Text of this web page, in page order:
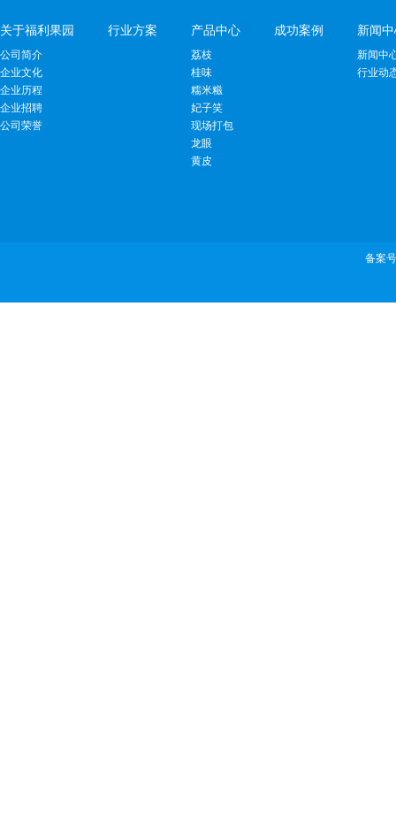
关于福利果园
公司简介
企业文化
企业历程
企业招聘
公司荣誉
行业方案 产品中心
荔枝
桂味
糯米糍
妃子笑
现场打包
龙眼
黄皮
成功案例 新闻
新闻中
行业动
备案